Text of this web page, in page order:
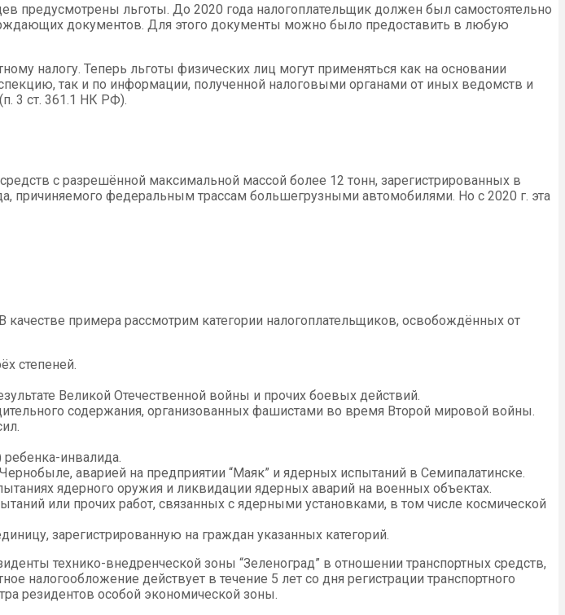
предусмотрены льготы. До 2020 года налогоплательщик должен был самостоятельно
документов. Для этого документы можно было предоставить в любую
налогу. Теперь льготы физических лиц могут применяться как на основании
так и по информации, полученной налоговыми органами от иных ведомств и
3 ст. 361.1 НК РФ).
с разрешённой максимальной массой более 12 тонн, зарегистрированных в
причиняемого федеральным трассам большегрузными автомобилями. Но с 2020 г. эта
примера рассмотрим категории налогоплательщиков, освобождённых от
степеней.
Великой Отечественной войны и прочих боевых действий.
содержания, организованных фашистами во время Второй мировой войны.
ребенка-инвалида.
аварией на предприятии “Маяк” и ядерных испытаний в Семипалатинске.
ядерного оружия и ликвидации ядерных аварий на военных объектах.
или прочих работ, связанных с ядерными установками, в том числе космической
зарегистрированную на граждан указанных категорий.
технико-внедренческой зоны “Зеленоград” в отношении транспортных средств,
налогообложение действует в течение 5 лет со дня регистрации транспортного
резидентов особой экономической зоны.